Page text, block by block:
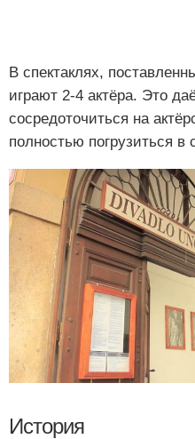
В спектаклях,
играют 2-4 актёра. Это
сосредоточиться на
полностью погрузиться в
История